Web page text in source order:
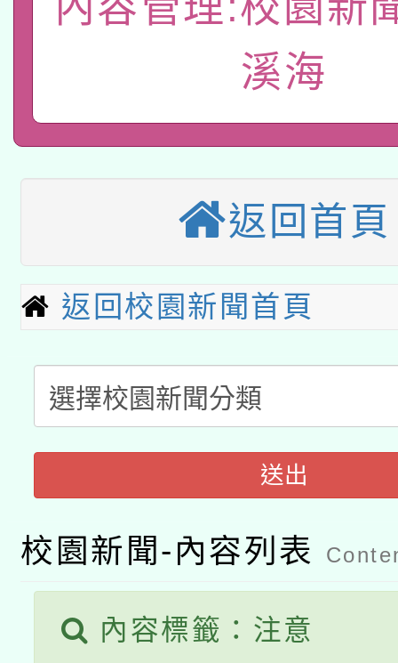
心」，鼓勵退休同仁踴
招甄選結果公告(無人
適應運動共學行動站研
本館辦理115年度閱讀
科技賦能─人工智慧
礎課程
A3數位素養講師名單
本校115學年度第1次
第3次招考甄選結果公
本校115學年度第2次
次招考甄選結果公告(
有關原住民族委員會
公告之原住民族歲時祭
一案。
兒童少年暑期犯罪預防
答一案
有關本府115年70歲以
人員健康講座「吃得安
心」，鼓勵退休同仁踴
本校115學年度第2次
招甄選結果公告(無人
適應運動共學行動站研
本館辦理115年度閱讀
暨閱讀推動專業研習
科技賦能─人工智慧
礎課程
A3數位素養講師名單
溪海
返回首頁
返回校園新聞首頁
送出
校園新聞-內容列表
內容標籤：注意